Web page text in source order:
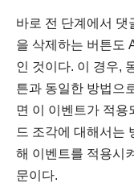
바로 전 단계에서 댓
을 삭제하는 버튼도
인 것이다. 이 경우,
튼과 동일한 방법으
면 이 이벤트가 적용
드 조각에 대해서는
해 이벤트를 적용시
문이다.